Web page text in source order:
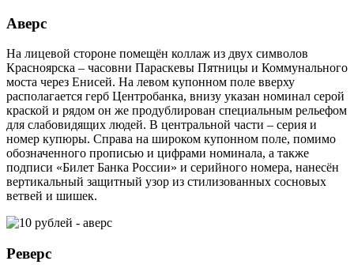
Аверс
На лицевой стороне помещён коллаж из двух символов
Красноярска – часовни Параскевы Пятницы и Коммунального
моста через Енисей. На левом купонном поле вверху
располагается герб Центробанка, внизу указан номинал серой
краской и рядом он же продублирован специальным рельефом
для слабовидящих людей. В центральной части – серия и
номер купюры. Справа на широком купонном поле, помимо
обозначенного прописью и цифрами номинала, а также
подписи «Билет Банка России» и серийного номера, нанесён
вертикальный защитный узор из стилизованных сосновых
ветвей и шишек.
Реверс